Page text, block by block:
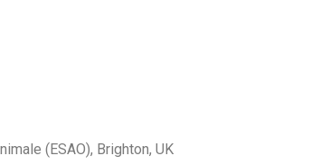
(ESAO), Brighton, UK